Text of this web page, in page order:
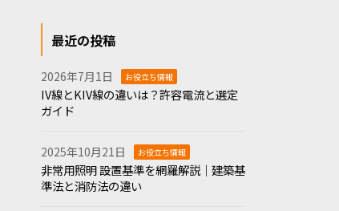
最近の投稿
2026年7月1日 お役立ち情報
IV線とKIV線の違いは？許容電流と選定
ガイド
2025年10月21日 お役立ち情報
非常用照明 設置基準を網羅解説｜建築基
準法と消防法の違い